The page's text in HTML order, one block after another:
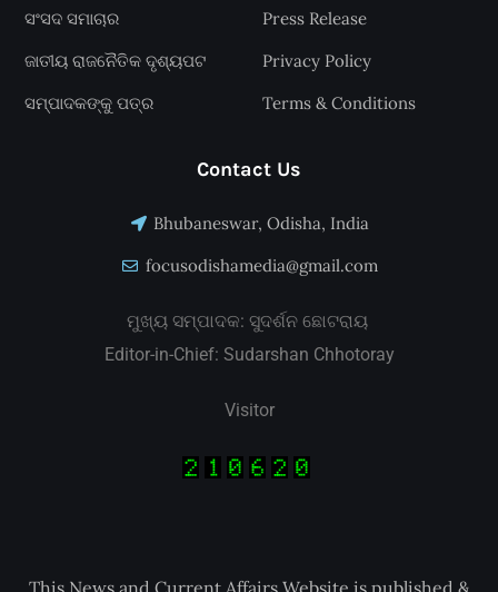
ସଂସଦ ସମାଚାର
ଜାତୀୟ ରାଜନୈତିକ ଦୃଶ୍ୟପଟ
ସମ୍ପାଦକଙ୍କୁ ପତ୍ର
Press Release
Privacy Policy
Terms & Conditions
Contact Us
Bhubaneswar, Odisha, India
focusodishamedia@gmail.com
ମୁଖ୍ୟ ସମ୍ପାଦକ: ସୁଦର୍ଶନ ଛୋଟରାୟ
Editor-in-Chief: Sudarshan Chhotoray
Visitor
This News and Current Affairs Website is published &